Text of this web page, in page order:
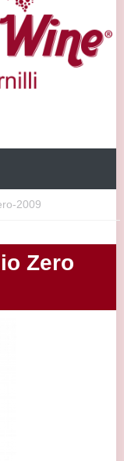
2009
Zero